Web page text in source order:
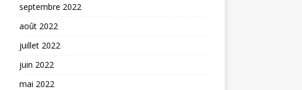
septembre 2022
août 2022
juillet 2022
juin 2022
mai 2022